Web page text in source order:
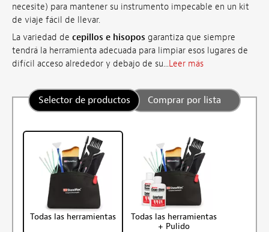
necesite) para mantener su instrumento impecable en un kit
de viaje fácil de llevar.
La variedad de cepillos e hisopos garantiza que siempre
tendrá la herramienta adecuada para limpiar esos lugares de
difícil acceso alrededor y debajo de su...Leer más
Selector de productos Comprar por lista
Todas las herramientas
Todas las herramientas
+ Pulido